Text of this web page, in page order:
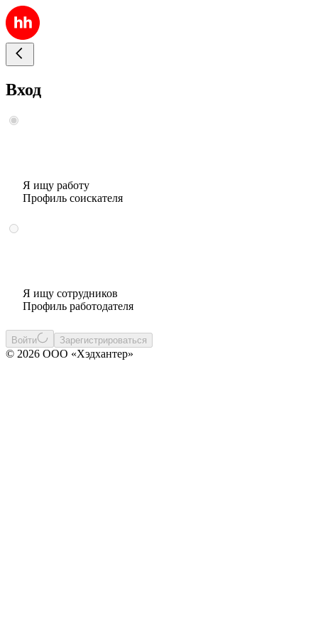
Вход
Я ищу работу
Профиль соискателя
Я ищу сотрудников
Профиль работодателя
Войти Зарегистрироваться
© 2026 ООО «Хэдхантер»